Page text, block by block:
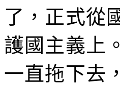
了，正式從
護國主義上
一直拖下去